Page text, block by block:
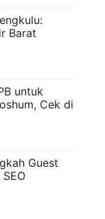
Barat
untuk
Cek di
Guest